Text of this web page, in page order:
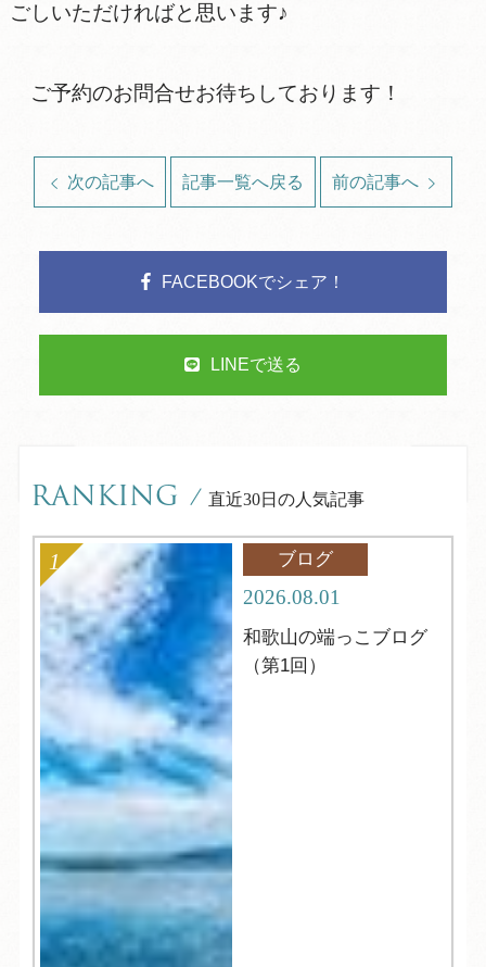
ごしいただければと思います♪
ご予約のお問合せお待ちしております！
次の記事へ 記事一覧へ戻る 前の記事へ
FACEBOOKでシェア！
LINEで送る
RANKING / 直近30日の人気記事
ブログ
2026.08.01
和歌山の端っこブログ
（第1回）